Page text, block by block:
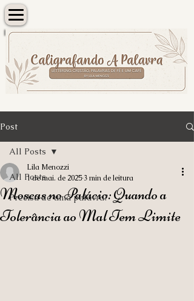
Post
All Posts
Precisa de uma palavra?
All Posts
Moscas no Palácio: Quando a
Tolerância ao Mal Tem Limite
Lila Menozzi
1 de mai. de 2025 3 min de leitura